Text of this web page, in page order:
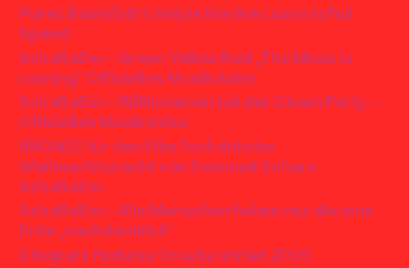
Porec Bootsfahrt Astyle Marine Luxus in Full
Speed
SchaRaEm – Green Yellow Red „The Moon is
coming“ Offizielles Musikvideo
SchaRaEm – Willkommen bei der Clown Party –
Offizielles Musikvideo
BRONZE für den Film Du fröhliche
Weihnachtsnacht von Emanuel Schara
SchaRaEm
SchaRaEm – Alle Menschen haben nur die eine
Erde „nachdenklich“
Dinopark Funtana Croatia Istrien 2025